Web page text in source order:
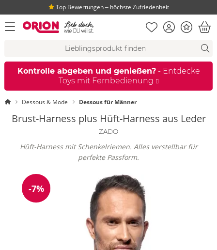
Top Bewertungen ‒ höchste Zufriedenheit
Menü öffnen Merkliste
KontoBonus
Kontrolle abgeben und genießen?- Entdecke
Toys mit Fernbedienung
StartseiteDessous & Mode Dessous für Männer
Brust-Harness plus Hüft-Harness aus Leder
ZADO
Hüft-Harness mit Schenkelriemen. Alles verstellbar für
perfekte Passform.
Reduzierung
-7%